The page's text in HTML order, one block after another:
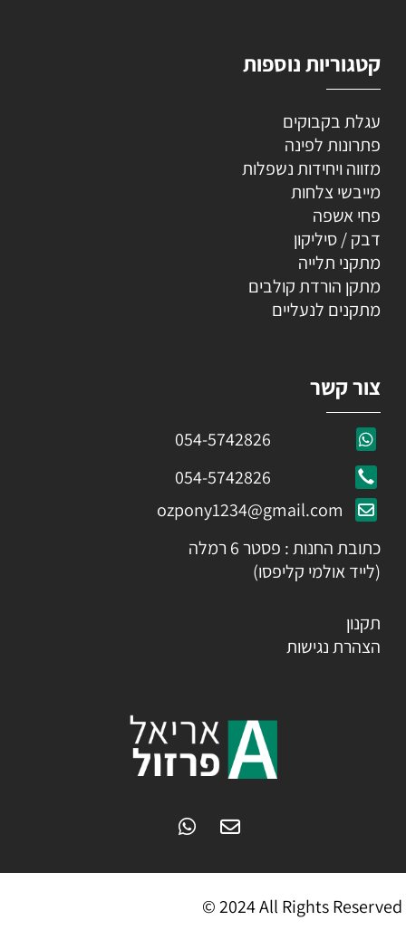
קטגוריות נוספות
עגלת בקבוקים
פתרונות לפינה
מזווה ויחידות נשפלות
מייבשי צלחות
פחי אשפה
דבק / סיליקון
מתקני תלייה
מתקן הורדת קולבים
מתקנים לנעליים
צור קשר
054-5742826
054-5742826
ozpony1234@gmail.com
כתובת החנות : פסטר 6 רמלה
(לייד אולמי קליפסו)
תקנון
הצהרת נגישות
© 2024 All Rights Reserved